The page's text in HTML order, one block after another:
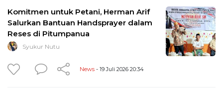
Komitmen untuk Petani, Herman Arif
Salurkan Bantuan Handsprayer dalam
Reses di Pitumpanua
Syukur Nutu
News - 19 Juli 2026 20:34